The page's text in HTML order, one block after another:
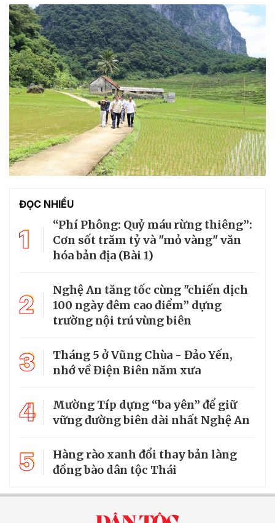
ĐỌC NHIỀU
1
“Phí Phông: Quỷ máu rừng thiêng”:
Cơn sốt trăm tỷ và "mỏ vàng" văn
hóa bản địa (Bài 1)
2
Nghệ An tăng tốc cùng "chiến dịch
100 ngày đêm cao điểm” dựng
trường nội trú vùng biên
3
Tháng 5 ở Vũng Chùa - Đảo Yến,
nhớ về Điện Biên năm xưa
4
Mường Típ dựng “ba yên” để giữ
vững đường biên dài nhất Nghệ An
5
Hàng rào xanh đổi thay bản làng
đồng bào dân tộc Thái